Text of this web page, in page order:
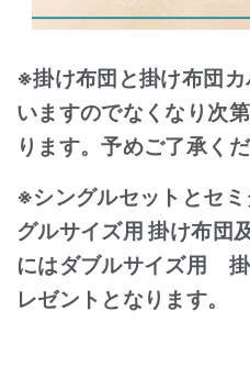
※掛け布団と掛け布団
いますのでなくなり次
ります。予めご了承くだ
※シングルセットとセ
グルサイズ用 掛け布団
にはダブルサイズ用
レゼントとなります。